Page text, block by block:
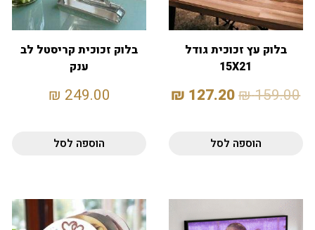
בלוק עץ זכוכית גודל
15X21
159.00
₪
127.20
₪
הוספה לסל
בלוק זכוכית קריסטל לב
ענק
249.00
₪
הוספה לסל